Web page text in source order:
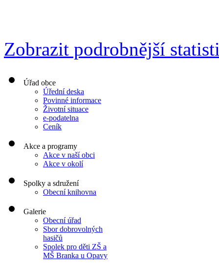
Zobrazit podrobnější
Úřad obce
Úřední deska
Povinné informace
Životní situace
e-podatelna
Ceník
Akce a programy
Akce v naší obci
Akce v okolí
Spolky a sdružení
Obecní knihovna
Galerie
Obecní úřad
Sbor dobrovolných
hasičů
Spolek pro děti ZŠ a
MŠ Branka u Opavy